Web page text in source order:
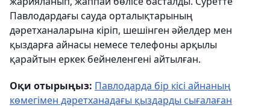
Павлодардағы сауда орталықтарының
дәретханаларына кіріп, шешінген әйелдер мен
қыздарға айнасы немесе телефоны арқылы
қарайтын еркек бейнеленгені айтылған.
Оқи отырыңыз: Павлодарда бір кісі айнаның
көмегімен дәретханадағы қыздарды сығалаған